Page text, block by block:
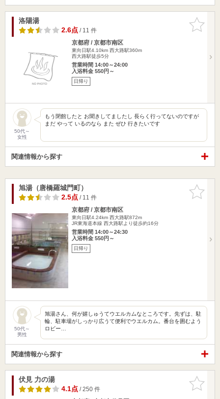
お気に入
りに追加
洛陽湯
2.6点/ 11 件
京都府 / 京都市南区
東向日駅4.10km 西大路駅360m
西大路駅徒歩5分
営業時間 14:00～24:00
入浴料金 550円～
日帰り
50代～
女性
もう閉館したと お聞きしてましたし 長らく行ってないのですが
まだ やって いるのなら また ぜひ 行きたいです
関連情報から探す
お気に入
りに追加
旭湯（唐橋羅城門町）
2.5点/ 11 件
京都府 / 京都市南区
東向日駅4.24km 西大路駅872m
JR東海道本線 西大路駅より徒歩約16分
営業時間 14:00～24:30
入浴料金 550円～
日帰り
50代～
男性
旭湯さん、何が嬉しゅうてウエルカムなところです。先ずは、駐
輪、駐車場がしっかり広うて便利でウエルカム。番台を囲むよう
ロビー…
関連情報から探す
お気に入
りに追加
伏見 力の湯
4.1点/ 250 件